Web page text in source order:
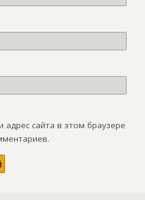
сайта в этом браузере